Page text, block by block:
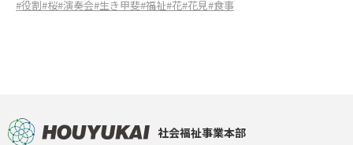
#役割#桜#演奏会#生き甲斐#福祉#花#花見#食事
社会福祉事業本部